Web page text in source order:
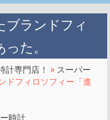
ブランドフィ
た。
計専門店！ » スーパー
ドフィロソフィー「進
時計